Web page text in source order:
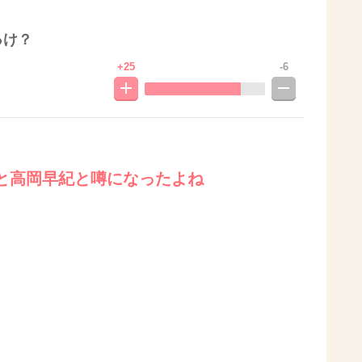
？
+25 -6
高岡早紀と噂になったよね